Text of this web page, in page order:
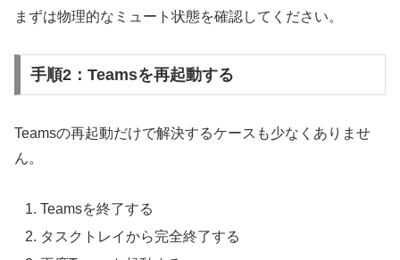
まずは物理的なミュート状態を確認してください。
手順2：Teamsを再起動する
Teamsの再起動だけで解決するケースも少なくありませ
ん。
Teamsを終了する
タスクトレイから完全終了する